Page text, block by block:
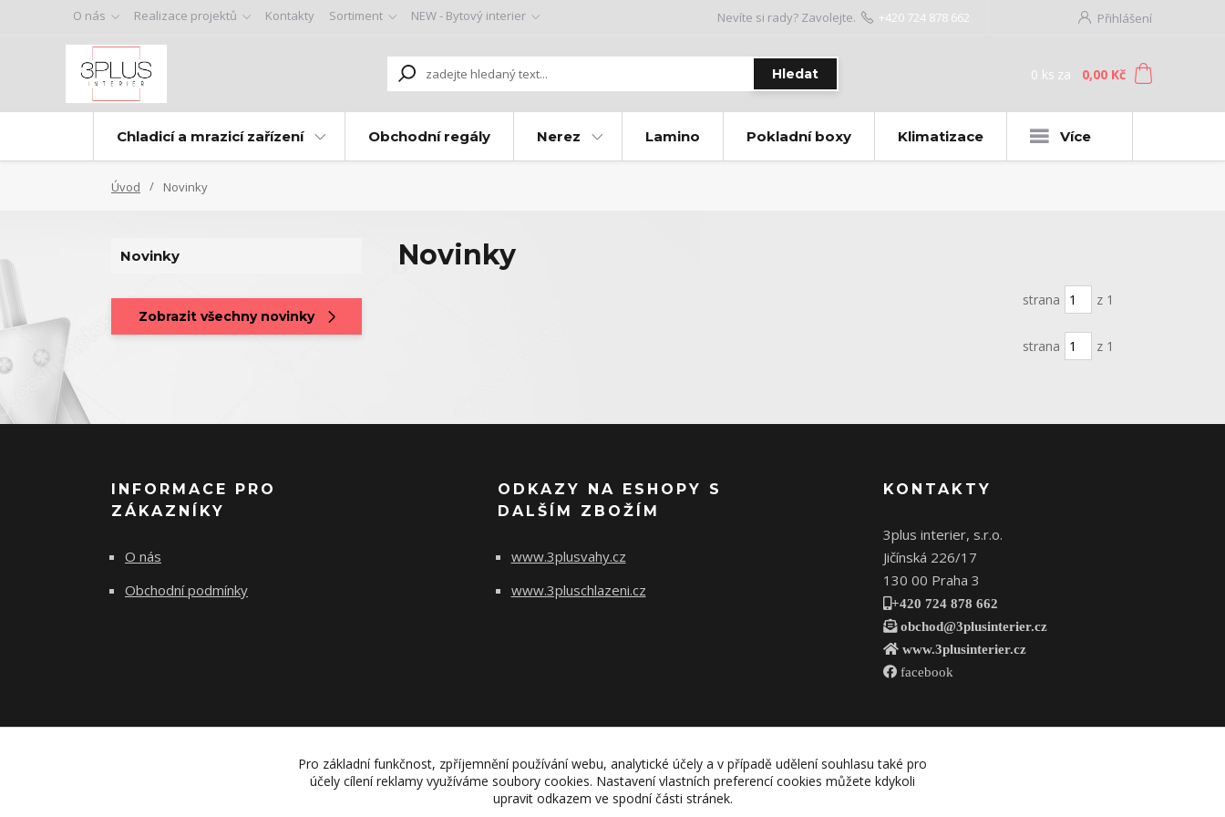
O nás Realizace projektů Kontakty Sortiment NEW - Bytový interier Přihlášení
Hledat
Nevíte si rady? Zavolejte. +420 724 878 662
0 ks za 0,00 Kč
Chladicí a mrazicí zařízení Obchodní regály Nerez Lamino Pokladní boxy Klimatizace Více
Úvod Novinky
Novinky
Zobrazit všechny novinky
Novinky
strana z 1
strana z 1
INFORMACE PRO
ZÁKAZNÍKY
O nás
Obchodní podmínky
ODKAZY NA ESHOPY S
DALŠÍM ZBOŽÍM
www.3plusvahy.cz
www.3pluschlazeni.cz
KONTAKTY
3plus interier, s.r.o.
Jičínská 226/17
130 00 Praha 3
+420 724 878 662
obchod@3plusinterier.cz
www.3plusinterier.cz
facebook
© 2011 - 2021 3plus interier s.r.o.
Pro základní funkčnost, zpříjemnění používání webu, analytické účely a v případě udělení souhlasu také pro
účely cílení reklamy využíváme soubory cookies. Nastavení vlastních preferencí cookies můžete kdykoli
upravit odkazem ve spodní části stránek.